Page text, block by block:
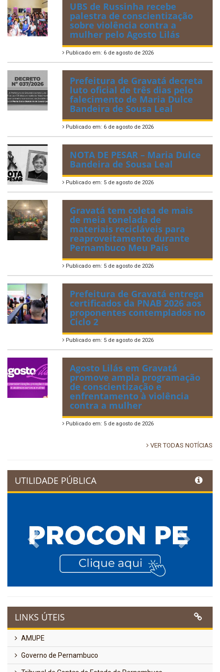
UBS de Russinha recebe
palestra de conscientização
sobre violência contra a
mulher pelo Agosto Lilás
Publicado em: 6 de agosto de 2026
Prefeitura de Gravatá decreta
luto oficial de três dias pelo
falecimento de Maria Dulce
Bandeira de Sousa Leal
Publicado em: 6 de agosto de 2026
NOTA DE PESAR – Maria Dulce
Bandeira de Sousa Leal
Publicado em: 5 de agosto de 2026
Gravatá tem coleta de mais
de meia tonelada de
materiais recicláveis para
reaproveitamento durante
Pernambuco Meu País
Publicado em: 5 de agosto de 2026
Prefeitura de Gravatá entrega
certificados da PNAB 2026 aos
proponentes contemplados no
Ciclo 2
Publicado em: 5 de agosto de 2026
Agosto Lilás em Gravatá
promove ampla programação
de conscientização e
enfrentamento à violência
contra a mulher
Publicado em: 5 de agosto de 2026
VER TODAS NOTÍCIAS
UTILIDADE PÚBLICA
Previous
LINKS ÚTEIS
AMUPE
Governo de Pernambuco